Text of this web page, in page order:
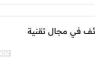
في مجال تقنية